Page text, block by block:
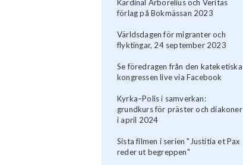
Kardinal Arborelius och Veritas
förlag på Bokmässan 2023
Världsdagen för migranter och
flyktingar, 24 september 2023
Se föredragen från den kateketiska
kongressen live via Facebook
Kyrka–Polis i samverkan:
grundkurs för präster och diakoner
i april 2024
Sista filmen i serien "Justitia et Pax
reder ut begreppen"